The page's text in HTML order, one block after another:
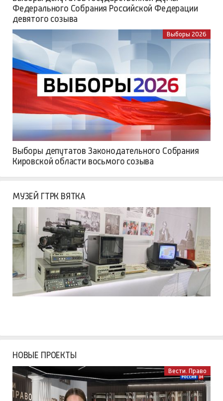
Федерального Собрания Российской Федерации
девятого созыва
Выборы 2026
Выборы депутатов Законодательного Собрания
Кировской области восьмого созыва
МУЗЕЙ ГТРК ВЯТКА
НОВЫЕ ПРОЕКТЫ
Вести. Право